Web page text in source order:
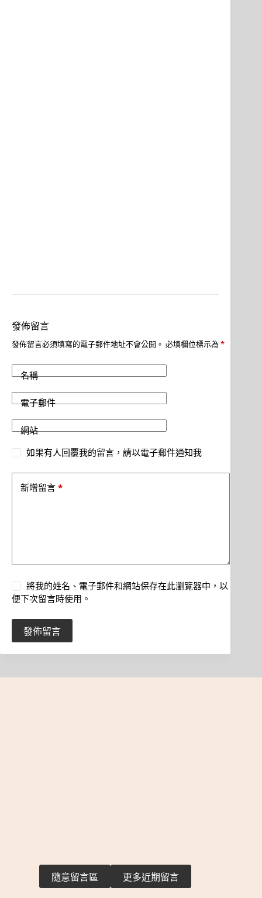
發佈留言
發佈留言必須填寫的電子郵件地址不會公開。 必填欄位標示為 *
名稱
電子郵件
網站
如果有人回覆我的留言，請以電子郵件通知我
新增留言 *
將我的姓名、電子郵件和網站保存在此瀏覽器中，以
便下次留言時使用。
發佈留言
隨意留言區 更多近期留言